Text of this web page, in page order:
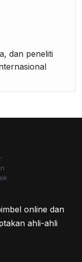
dan peneliti
online dan
ahli-ahli